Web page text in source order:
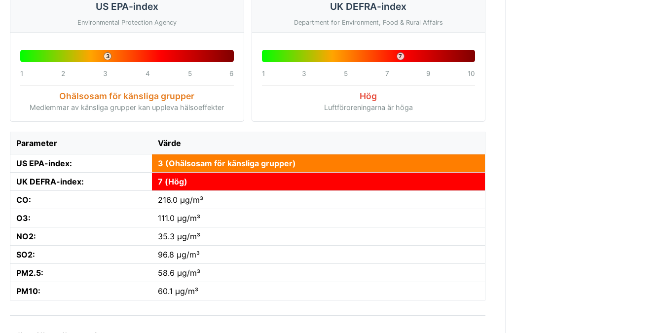
US EPA-index
Environmental Protection Agency
3
1 2 3 4 5 6
Ohälsosam för känsliga grupper
Medlemmar av känsliga grupper kan uppleva hälsoeffekter
UK DEFRA-index
Department for Environment, Food & Rural Affairs
7
1 3 5 7 9 10
Hög
Luftföroreningarna är höga
Parameter Värde
US EPA-index:
3 (Ohälsosam för känsliga grupper)
UK DEFRA-index:
7 (Hög)
CO:
216.0 µg/m³
O3:
111.0 µg/m³
NO2:
35.3 µg/m³
SO2:
96.8 µg/m³
PM2.5:
58.6 µg/m³
PM10:
60.1 µg/m³